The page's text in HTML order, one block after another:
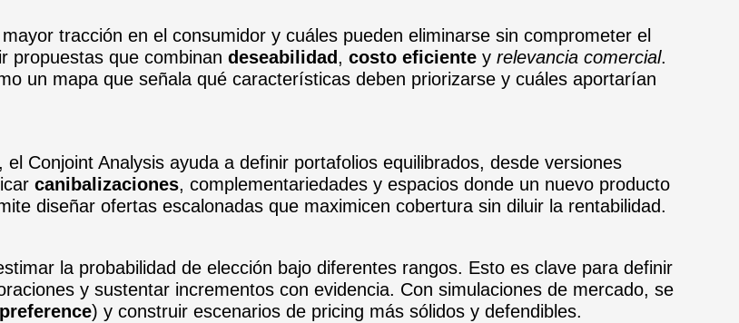
tracción en el consumidor y cuáles pueden eliminarse sin comprometer el
propuestas que combinan deseabilidad, costo eficientey relevancia comercial.
un mapa que señala qué características deben priorizarse y cuáles aportarían
Conjoint Analysis ayuda a definir portafolios equilibrados, desde versiones
canibalizaciones, complementariedades y espacios donde un nuevo producto
diseñar ofertas escalonadas que maximicen cobertura sin diluir la rentabilidad.
la probabilidad de elección bajo diferentes rangos. Esto es clave para definir
y sustentar incrementos con evidencia. Con simulaciones de mercado, se
) y construir escenarios de pricing más sólidos y defendibles.